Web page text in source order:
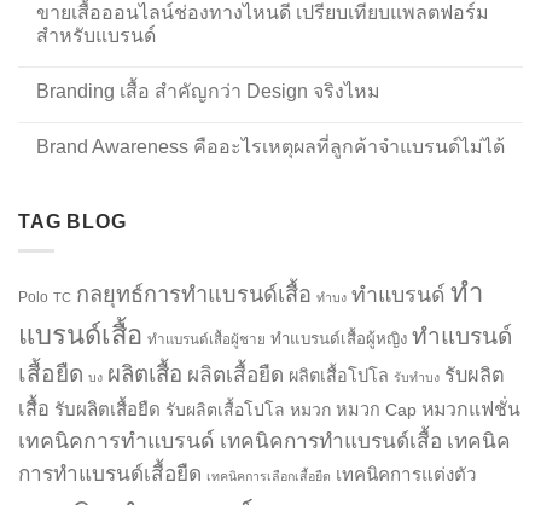
ขายเสื้อออนไลน์ช่องทางไหนดี เปรียบเทียบแพลตฟอร์ม
สำหรับแบรนด์
Branding เสื้อ สำคัญกว่า Design จริงไหม
Brand Awareness คืออะไรเหตุผลที่ลูกค้าจำแบรนด์ไม่ได้
TAG BLOG
Polo TC กลยุทธ์การทำแบรนด์เสื้อ ทำบง ทำแบรนด์ ทำ
แบรนด์เสื้อ ทำแบรนด์เสื้อผู้ชาย ทำแบรนด์เสื้อผู้หญิง ทำแบรนด์
เสื้อยืด บง ผลิตเสื้อ ผลิตเสื้อยืด ผลิตเสื้อโปโล รับทำบง รับผลิต
เสื้อ รับผลิตเสื้อยืด รับผลิตเสื้อโปโล หมวก หมวก Cap หมวกแฟชั่น
เทคนิคการทำแบรนด์ เทคนิคการทำแบรนด์เสื้อ เทคนิค
การทำแบรนด์เสื้อยืด เทคนิคการเลือกเสื้อยืด เทคนิคการแต่งตัว